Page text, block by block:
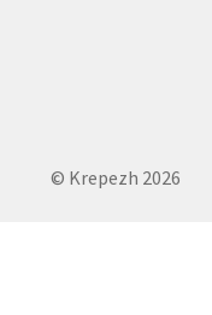
© Krepezh 2026